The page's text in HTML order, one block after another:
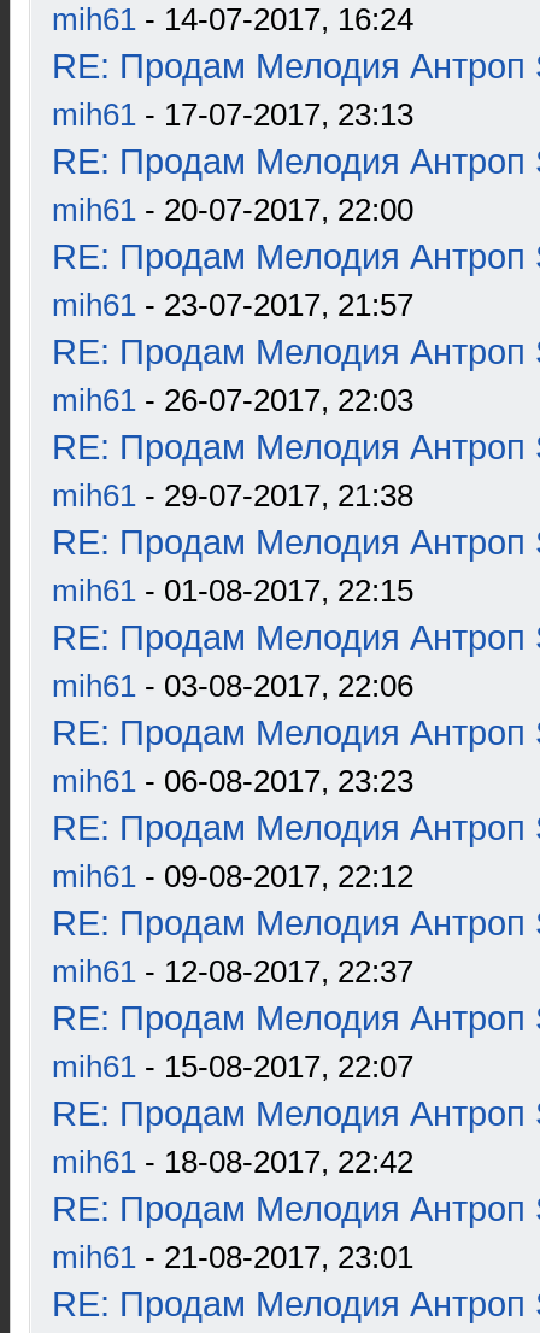
mih61 - 14-07-2017, 16:24
RE: Продам Мелодия Антроп
mih61 - 17-07-2017, 23:13
RE: Продам Мелодия Антроп
mih61 - 20-07-2017, 22:00
RE: Продам Мелодия Антроп
mih61 - 23-07-2017, 21:57
RE: Продам Мелодия Антроп
mih61 - 26-07-2017, 22:03
RE: Продам Мелодия Антроп
mih61 - 29-07-2017, 21:38
RE: Продам Мелодия Антроп
mih61 - 01-08-2017, 22:15
RE: Продам Мелодия Антроп
mih61 - 03-08-2017, 22:06
RE: Продам Мелодия Антроп
mih61 - 06-08-2017, 23:23
RE: Продам Мелодия Антроп
mih61 - 09-08-2017, 22:12
RE: Продам Мелодия Антроп
mih61 - 12-08-2017, 22:37
RE: Продам Мелодия Антроп
mih61 - 15-08-2017, 22:07
RE: Продам Мелодия Антроп
mih61 - 18-08-2017, 22:42
RE: Продам Мелодия Антроп
mih61 - 21-08-2017, 23:01
RE: Продам Мелодия Антроп